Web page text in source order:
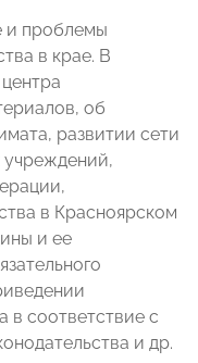
и проблемы
в крае. В
об
развитии сети
учреждений,
в Красноярском
и ее
в соответствие с
и др.